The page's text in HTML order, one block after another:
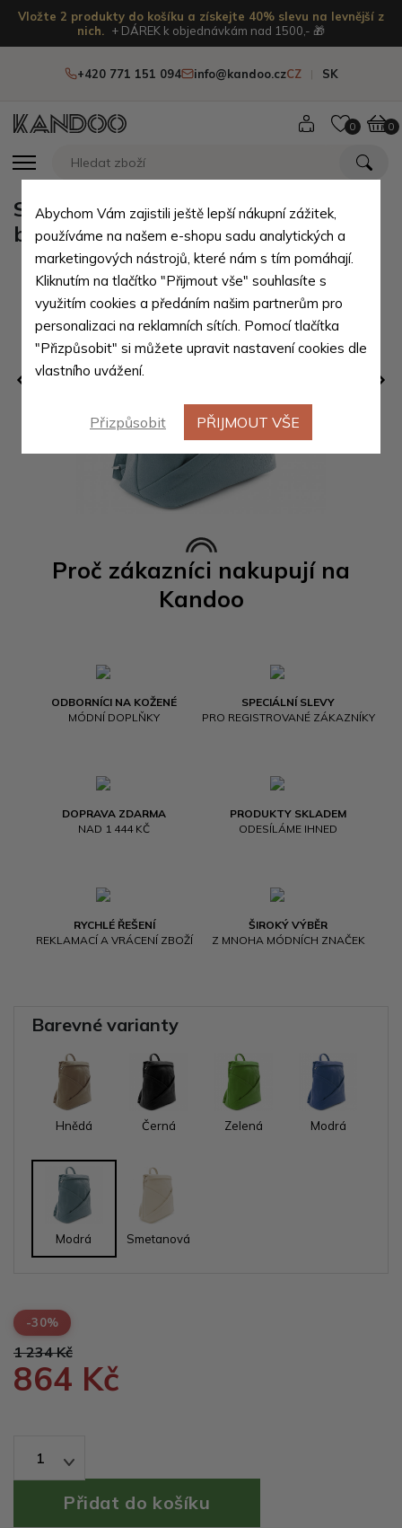
Vložte 2 produkty do košíku a získejte 40% slevu na levnější z
nich.
+ DÁREK k objednávkám nad 1500,- 🎁
+420 771 151 094 info@kandoo.czCZ SK
0 0
Proč zákazníci nakupují na
Kandoo
ODBORNÍCI NA KOŽENÉ
MÓDNÍ DOPLŇKY
SPECIÁLNÍ SLEVY
PRO REGISTROVANÉ ZÁKAZNÍKY
DOPRAVA ZDARMA
NAD 1 444 KČ
PRODUKTY SKLADEM
ODESÍLÁME IHNED
RYCHLÉ ŘEŠENÍ
REKLAMACÍ A VRÁCENÍ ZBOŽÍ
ŠIROKÝ VÝBĚR
Z MNOHA MÓDNÍCH ZNAČEK
Světle modrý praktický dámský
batoh Ivora
Barevné varianty
Hnědá Černá Zelená Modrá
Modrá Smetanová
-30%
1 234 Kč
864 Kč
1
Abychom Vám zajistili ještě lepší nákupní zážitek,
používáme na našem e-shopu sadu analytických a
marketingových nástrojů, které nám s tím pomáhají.
Kliknutím na tlačítko "Přijmout vše" souhlasíte s
využitím cookies a předáním našim partnerům pro
personalizaci na reklamních sítích. Pomocí tlačítka
"Přizpůsobit" si můžete upravit nastavení cookies dle
vlastního uvážení.
Přizpůsobit PŘIJMOUT VŠE